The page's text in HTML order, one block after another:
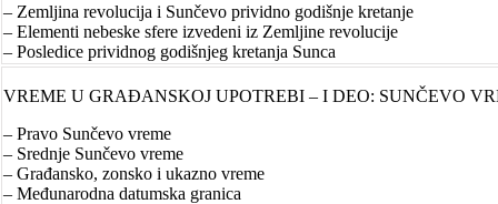
– Zemljina revolucija i Sunčevo prividno godišnje kretanje
– Elementi nebeske sfere izvedeni iz Zemljine revolucije
– Posledice prividnog godišnjeg kretanja Sunca
VREME U GRAĐANSKOJ UPOTREBI – I DEO: SUNČEVO
– Pravo Sunčevo vreme
– Srednje Sunčevo vreme
– Građansko, zonsko i ukazno vreme
– Međunarodna datumska granica